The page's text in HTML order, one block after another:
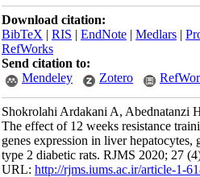
Download citation:
BibTeX|RIS|EndNote|Medlars|
RefWorks
Send citation to:
Mendeley
Zotero
Shokrolahi Ardakani A,
The effect of 12 weeks resistance
genes expression in liver
type 2 diabetic rats. RJMS 2020; 27
URL:http://rjms.iums.ac.ir/article-1-